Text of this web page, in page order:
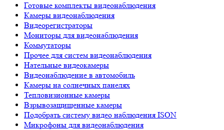
Готовые комплекты видеонаблюдения
Камеры видеонаблюдения
Видеорегистраторы
Мониторы для видеонаблюдения
Коммутаторы
Прочее для систем видеонаблюдения
Нательные видеокамеры
Видеонаблюдение в автомобиль
Камеры на солнечных панелях
Тепловизионные камеры
Взрывозащищенные камеры
Подобрать систему видео наблюдения ISON
Микрофоны для видеонаблюдения